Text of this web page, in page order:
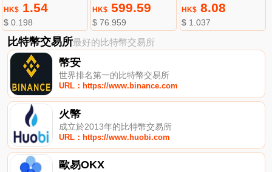
HK$1.54
$ 0.198
HK$ 599.59
$ 76.959
HK$8.08
$ 1.037
比特幣交易所最好的比特幣交易所
幣安
世界排名第一的比特幣交易所
URL：https://www.binance.com
火幣
成立於2013年的比特幣交易所
URL：https://www.huobi.com
歐易OKX